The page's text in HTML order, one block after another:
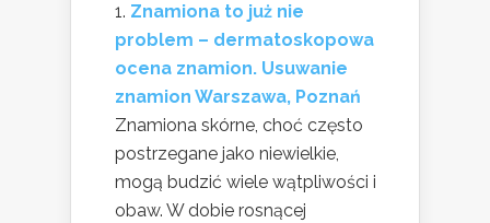
Znamiona to już nie
problem – dermatoskopowa
ocena znamion. Usuwanie
znamion Warszawa, Poznań
Znamiona skórne, choć często
postrzegane jako niewielkie,
mogą budzić wiele wątpliwości i
obaw. W dobie rosnącej